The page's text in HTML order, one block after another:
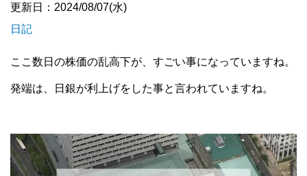
更新日：2024/08/07(水)
日記
ここ数日の株価の乱高下が、すごい事になっていますね。
発端は、日銀が利上げをした事と言われていますね。